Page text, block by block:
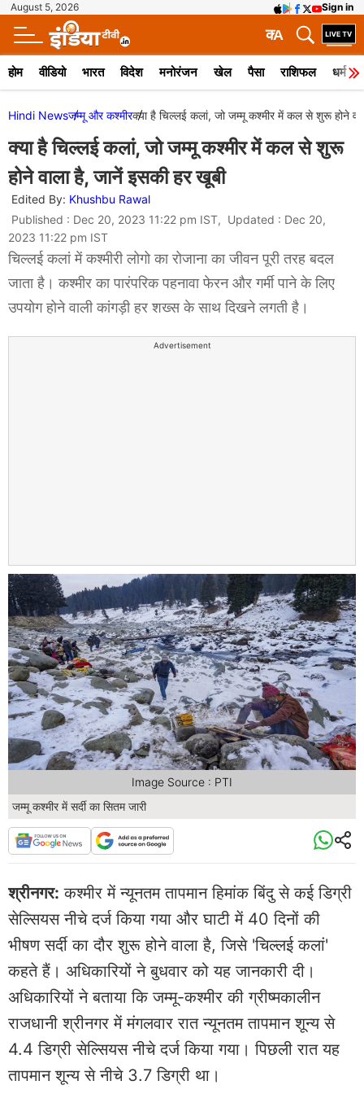
August 5, 2026 Sign in
A
क
होम वीडियो भारत विदेश मनोरंजन खेल पैसा राशिफल धर्म
Hindi Newsजम्मू और कश्मीरक्या है चिल्लई कलां, जो जम्मू कश्मीर में कल से शुरू होने
क्या है चिल्लई कलां, जो जम्मू कश्मीर में कल से शुरू
होने वाला है, जानें इसकी हर खूबी
Edited By: Khushbu Rawal
Published : Dec 20, 2023 11:22 pm IST, Updated : Dec 20,
2023 11:22 pm IST
चिल्लई कलां में कश्मीरी लोगो का रोजाना का जीवन पूरी तरह बदल
जाता है। कश्मीर का पारंपरिक पहनावा फेरन और गर्मी पाने के लिए
उपयोग होने वाली कांगड़ी हर शख्स के साथ दिखने लगती है।
Advertisement
जम्मू कश्मीर में सर्दी का सितम जारी
Image Source : PTI
श्रीनगर: कश्मीर में न्यूनतम तापमान हिमांक बिंदु से कई डिग्री
सेल्सियस नीचे दर्ज किया गया और घाटी में 40 दिनों की
भीषण सर्दी का दौर शुरू होने वाला है, जिसे 'चिल्लई कलां'
कहते हैं। अधिकारियों ने बुधवार को यह जानकारी दी।
अधिकारियों ने बताया कि जम्मू-कश्मीर की ग्रीष्मकालीन
राजधानी श्रीनगर में मंगलवार रात न्यूनतम तापमान शून्य से
4.4 डिग्री सेल्सियस नीचे दर्ज किया गया। पिछली रात यह
तापमान शून्य से नीचे 3.7 डिग्री था।